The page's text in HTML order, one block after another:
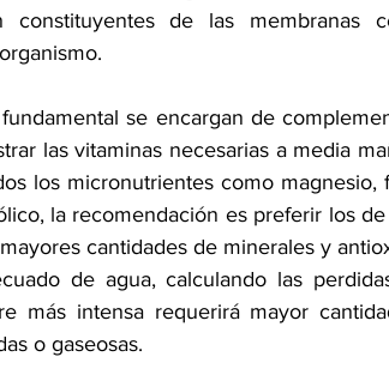
constituyentes de las membranas
se encargan de
las vitaminas necesarias a media
los micronutrientes como magnesio,
, la recomendación es preferir los
cantidades de minerales y
de agua, calculando las
más intensa requerirá mayor
o gaseosas.